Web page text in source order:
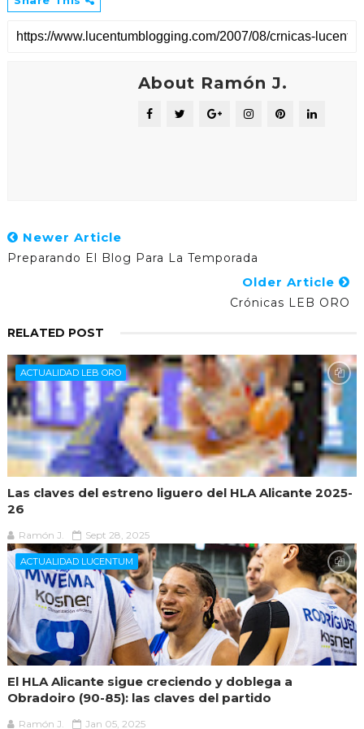
About Ramón J.
Newer Article
Preparando El Blog Para La Temporada
Older Article
Crónicas LEB ORO
RELATED POST
ACTUALIDAD LEB ORO
Las claves del estreno liguero del HLA Alicante 2025-
26
Ramón J. Sept 28, 2025
ACTUALIDAD LUCENTUM
El HLA Alicante sigue creciendo y doblega a
Obradoiro (90-85): las claves del partido
Ramón J. Jan 05, 2025